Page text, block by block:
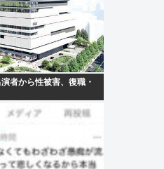
者から性被害、復職・